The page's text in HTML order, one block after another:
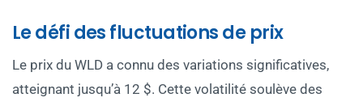
Le défi des fluctuations de prix
Le prix du WLD a connu des variations significatives,
atteignant jusqu’à 12 $. Cette volatilité soulève des